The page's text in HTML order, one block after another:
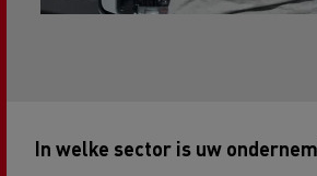
In welke sector is uw